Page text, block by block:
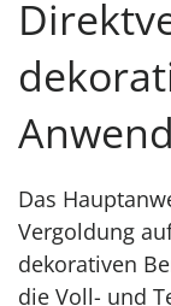
Das
Vergoldung
dekorativen
die Voll- und